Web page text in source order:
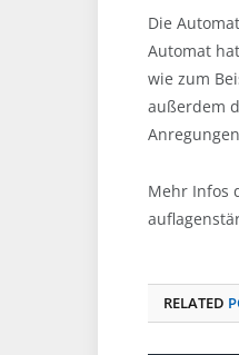
Die
Automat
wie zum
außerdem
Mehr Infos
RELATED